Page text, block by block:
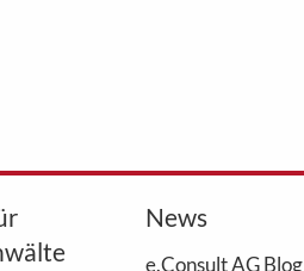
News
e.Consult AG Blog